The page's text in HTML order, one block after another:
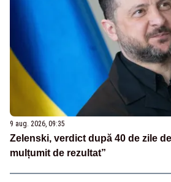
9 aug. 2026, 09:35
Zelenski, verdict după 40 de zile
mulțumit de rezultat”